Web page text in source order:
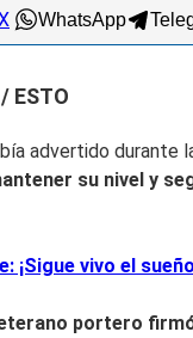
WhatsApp
ESTO
advertido durante
su nivel y
¡Sigue vivo el
portero